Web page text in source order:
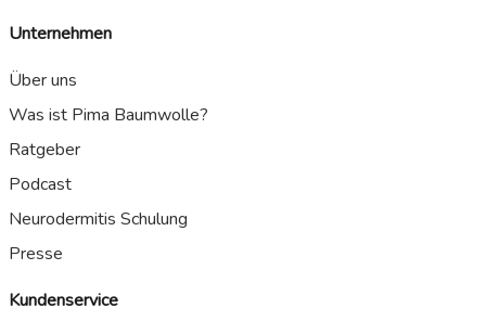
Unternehmen
Über uns
Was ist Pima Baumwolle?
Ratgeber
Podcast
Neurodermitis Schulung
Presse
Kundenservice